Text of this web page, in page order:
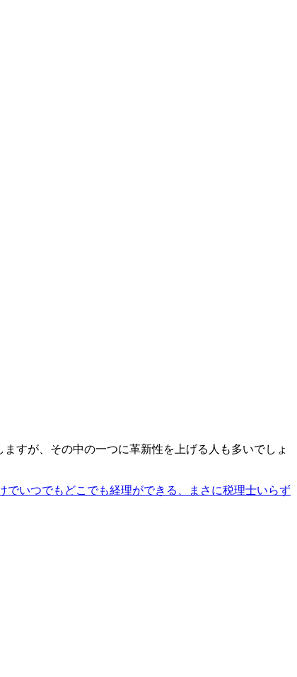
すが、その中の一つに革新性を上げる人も多いでしょ
でいつでもどこでも経理ができる、まさに税理士いらず